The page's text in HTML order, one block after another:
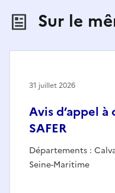
Sur le
Avis d’appel
SAFER
Départements :
Seine-Maritime
31 juillet 2026